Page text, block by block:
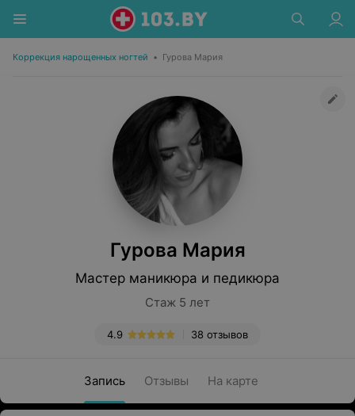
Коррекция нарощенных ногтей • Гурова Мария
Гурова Мария
Мастер маникюра и педикюра
Стаж 5 лет
38 отзывов
4.9
Запись Отзывы На карте